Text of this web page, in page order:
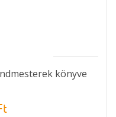
könyve